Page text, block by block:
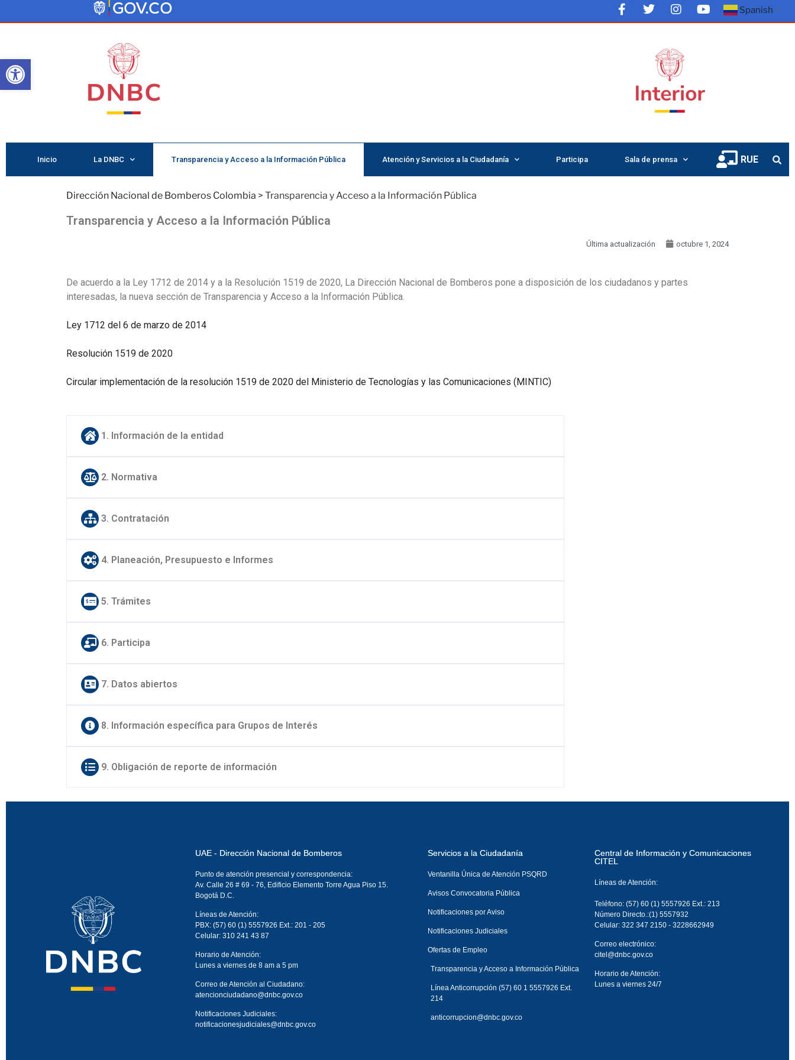
Abrir barra de herramientas
Spanish ▼
Inicio La DNBC Transparencia y Acceso a la Información Pública Atención y Servicios a la Ciudadanía Participa Sala de prensa RUE
Dirección Nacional de Bomberos Colombia > Transparencia y Acceso a la Información Pública
Transparencia y Acceso a la Información Pública
Última actualización octubre 1, 2024
De acuerdo a la Ley 1712 de 2014 y a la Resolución 1519 de 2020, La Dirección Nacional de Bomberos pone a disposición de los ciudadanos y partes
interesadas, la nueva sección de Transparencia y Acceso a la Información Pública.
Ley 1712 del 6 de marzo de 2014
Resolución 1519 de 2020
Circular implementación de la resolución 1519 de 2020 del Ministerio de Tecnologías y las Comunicaciones (MINTIC)
1. Información de la entidad
2. Normativa
3. Contratación
4. Planeación, Presupuesto e Informes
5. Trámites
6. Participa
7. Datos abiertos
8. Información específica para Grupos de Interés
9. Obligación de reporte de información
UAE - Dirección Nacional de Bomberos
Punto de atención presencial y correspondencia:
Av. Calle 26 # 69 - 76, Edificio Elemento Torre Agua Piso 15.
Bogotá D.C.
Líneas de Atención:
PBX: (57) 60 (1) 5557926 Ext.: 201 - 205
Celular: 310 241 43 87
Horario de Atención:
Lunes a viernes de 8 am a 5 pm
Correo de Atención al Ciudadano:
atencionciudadano@dnbc.gov.co
Notificaciones Judiciales:
notificacionesjudiciales@dnbc.gov.co
Servicios a la Ciudadanía
Ventanilla Única de Atención PSQRD
Avisos Convocatoria Pública
Notificaciones por Aviso
Notificaciones Judiciales
Ofertas de Empleo
Transparencia y Acceso a Información Pública
Línea Anticorrupción (57) 60 1 5557926 Ext.
214
anticorrupcion@dnbc.gov.co
Central de Información y Comunicaciones
CITEL
Líneas de Atención:
Teléfono: (57) 60 (1) 5557926 Ext.: 213
Número Directo.:(1) 5557932
Celular: 322 347 2150 - 3228662949
Correo electrónico:
citel@dnbc.gov.co
Horario de Atención:
Lunes a viernes 24/7